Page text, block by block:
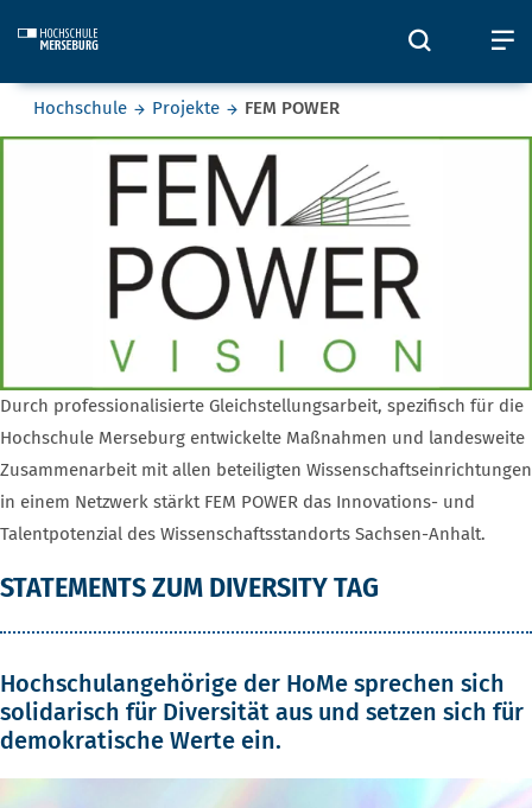
Öffnet
Sie befinden sich hier:
Hochschule Projekte FEM POWER
FEM POWER
FEM POWER
Durch professionalisierte Gleichstellungsarbeit, spezifisch für die
Hochschule Merseburg entwickelte Maßnahmen und landesweite
Zusammenarbeit mit allen beteiligten Wissenschaftseinrichtungen
in einem Netzwerk stärkt FEM POWER das Innovations- und
Talentpotenzial des Wissenschaftsstandorts Sachsen-Anhalt.
STATEMENTS ZUM DIVERSITY TAG
Hochschulangehörige der HoMe sprechen sich
solidarisch für Diversität aus und setzen sich für
demokratische Werte ein.